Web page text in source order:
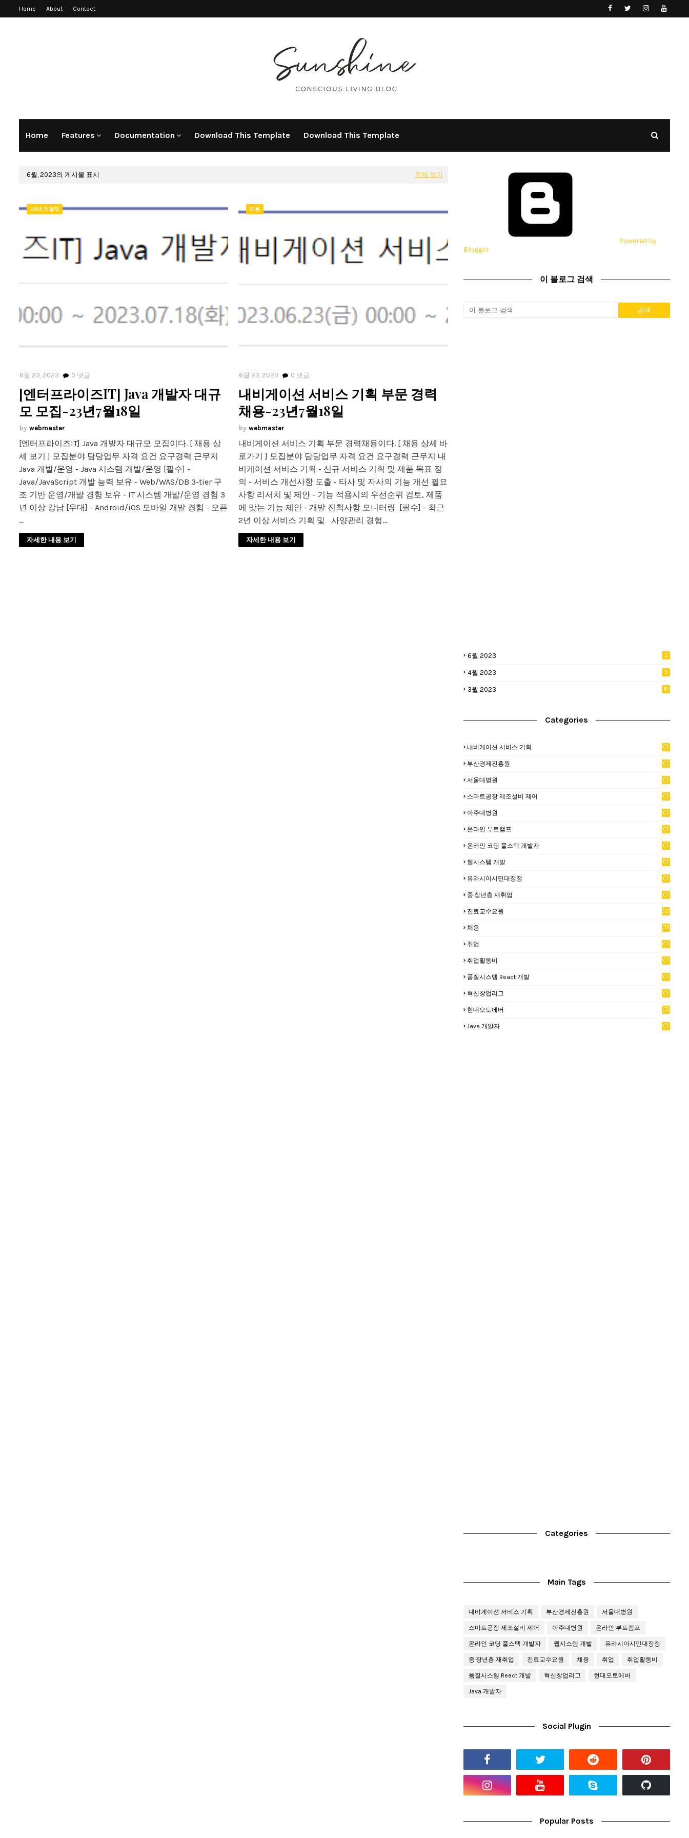
Home About Contact
Home Features Documentation Download This Template Download This Template
6월, 2023의 게시물 표시 전체 보기
JAVA 개발자
6월 23, 2023 0 댓글
[엔터프라이즈IT] Java 개발자 대규
모 모집-23년7월18일
webmaster
[엔터프라이즈IT] Java 개발자 대규모 모집이다. [ 채용 상
세 보기 ] 모집분야 담당업무 자격 요건 요구경력 근무지
Java 개발/운영 - Java 시스템 개발/운영 [필수] -
Java/JavaScript 개발 능력 보유 - Web/WAS/DB 3-tier 구
조 기반 운영/개발 경험 보유 - IT 시스템 개발/운영 경험 3
년 이상 강남 [우대] - Android/iOS 모바일 개발 경험 - 오픈
…
자세한 내용 보기
채용
6월 23, 2023 0 댓글
내비게이션 서비스 기획 부문 경력
채용-23년7월18일
webmaster
내비게이션 서비스 기획 부문 경력채용이다. [ 채용 상세 바
로가기 ] 모집분야 담당업무 자격 요건 요구경력 근무지 내
비게이션 서비스 기획 - 신규 서비스 기획 및 제품 목표 정
의 - 서비스 개선사항 도출 - 타사 및 자사의 기능 개선 필요
사항 리서치 및 제안 - 기능 적용시의 우선순위 검토, 제품
에 맞는 기능 제안 - 개발 진척사항 모니터링 [필수] - 최근
2년 이상 서비스 기획 및 사양관리 경험…
자세한 내용 보기
Powered by
Blogger
이 블로그 검색
6월 2023 2
4월 2023 5
3월 2023 10
Categories
내비게이션 서비스 기획 (1)
부산경제진흥원 (1)
서울대병원 (1)
스마트공장 제조설비 제어 (1)
아주대병원 (1)
온라인 부트캠프 (1)
온라인 코딩 풀스택 개발자 (1)
웹시스템 개발 (1)
유라시아시민대장정 (1)
중·장년층 재취업 (1)
진료교수요원 (2)
채용
(12
취업 (1)
취업활동비 (1)
품질시스템 React 개발 (1)
혁신창업리그 (1)
현대오토에버 (3)
Java 개발자 (1)
Categories
Main Tags
내비게이션 서비스 기획 부산경제진흥원 서울대병원
스마트공장 제조설비 제어 아주대병원 온라인 부트캠프
온라인 코딩 풀스택 개발자 웹시스템 개발 유라시아시민대장정
중·장년층 재취업 진료교수요원 채용 취업 취업활동비
품질시스템 React 개발 혁신창업리그 현대오토에버
Java 개발자
Social Plugin
Popular Posts